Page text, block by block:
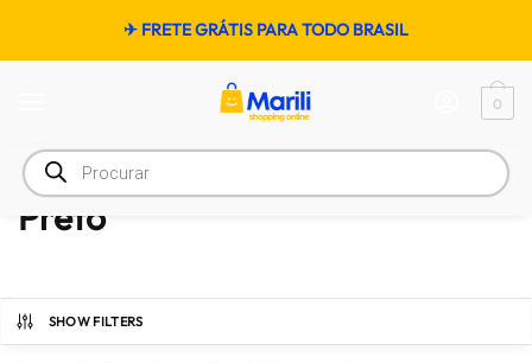
✈ FRETE GRÁTIS PARA TODO BRASIL
0
Início / Atributo "Tamanho do Woofer/Full-Range Tamanho" de produto Preto
Preto
SHOW FILTERS